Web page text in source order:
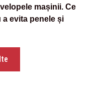
mașinii. Ce
evita penele și